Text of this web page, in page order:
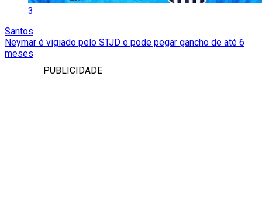
3
Santos
Neymar é vigiado pelo STJD e pode pegar gancho de até 6
meses
PUBLICIDADE